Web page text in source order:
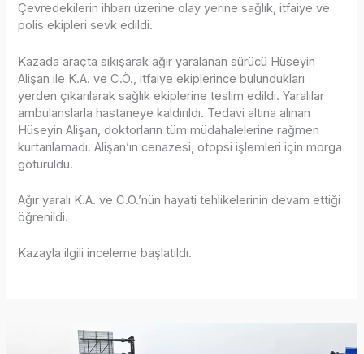
Çevredekilerin ihbarı üzerine olay yerine sağlık, itfaiye ve
polis ekipleri sevk edildi.
Kazada araçta sıkışarak ağır yaralanan sürücü Hüseyin
Alişan ile K.A. ve C.Ö., itfaiye ekiplerince bulundukları
yerden çıkarılarak sağlık ekiplerine teslim edildi. Yaralılar
ambulanslarla hastaneye kaldırıldı. Tedavi altına alınan
Hüseyin Alişan, doktorların tüm müdahalelerine rağmen
kurtarılamadı. Alişan’ın cenazesi, otopsi işlemleri için morga
götürüldü.
Ağır yaralı K.A. ve C.Ö.’nün hayati tehlikelerinin devam ettiği
öğrenildi.
Kazayla ilgili inceleme başlatıldı.